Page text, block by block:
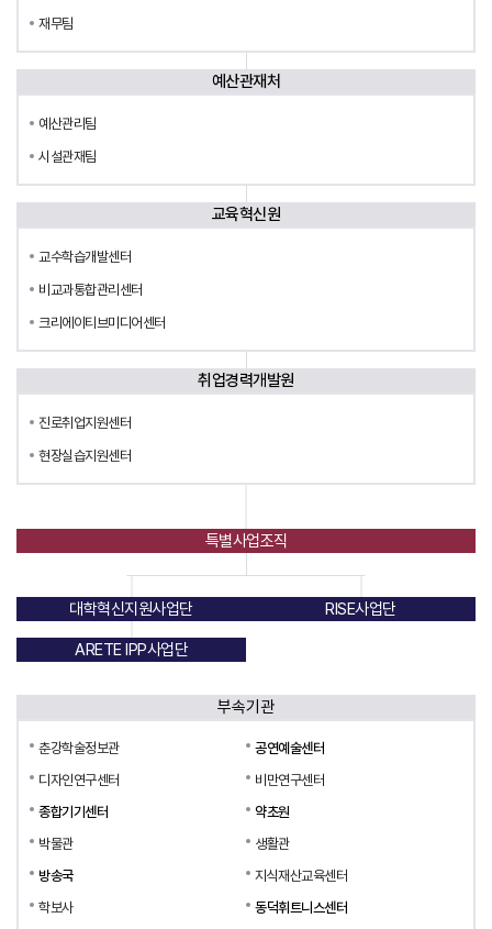
재무팀
예산관재처
예산관리팀
시설관재팀
교육혁신원
교수학습개발센터
비교과통합관리센터
크리에이티브미디어센터
취업경력개발원
진로취업지원센터
현장실습지원센터
특별사업조직
대학혁신지원사업단
ARETE IPP사업단
RISE사업단
부속기관
춘강학술정보관
공연예술센터
디자인연구센터
비만연구센터
종합기기센터
약초원
박물관
생활관
방송국
지식재산교육센터
학보사
동덕휘트니스센터